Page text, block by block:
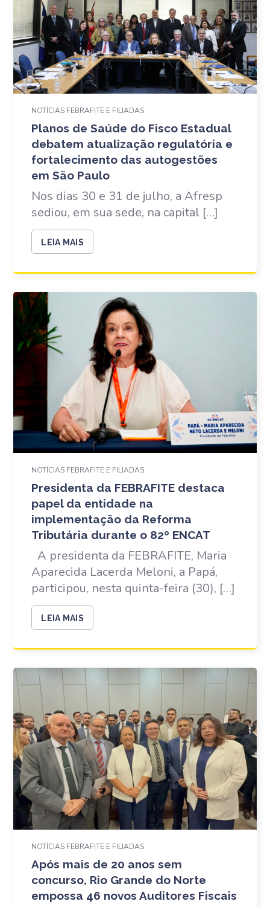
NOTÍCIAS FEBRAFITE E FILIADAS
Planos de Saúde do Fisco Estadual
debatem atualização regulatória e
fortalecimento das autogestões
em São Paulo
Nos dias 30 e 31 de julho, a Afresp
sediou, em sua sede, na capital […]
LEIA MAIS
NOTÍCIAS FEBRAFITE E FILIADAS
Presidenta da FEBRAFITE destaca
papel da entidade na
implementação da Reforma
Tributária durante o 82º ENCAT
A presidenta da FEBRAFITE, Maria
Aparecida Lacerda Meloni, a Papá,
participou, nesta quinta-feira (30), […]
LEIA MAIS
NOTÍCIAS FEBRAFITE E FILIADAS
Após mais de 20 anos sem
concurso, Rio Grande do Norte
empossa 46 novos Auditores Fiscais